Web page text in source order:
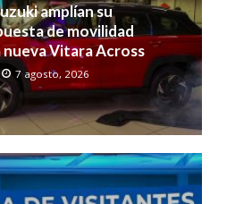
amplían su
de movilidad
nueva Vitara Across
7 agosto, 2026